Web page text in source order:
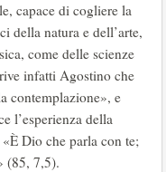
capace di cogliere la
della natura e dell’arte,
come delle scienze
infatti Agostino che
contemplazione», e
l’esperienza della
Dio che parla con te;
(85, 7,5).